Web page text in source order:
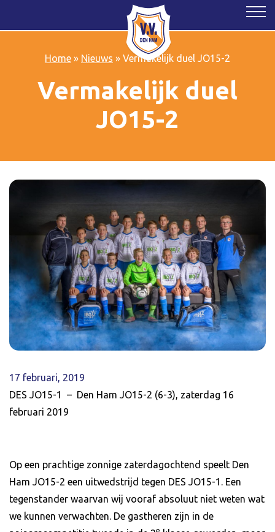
Home» Nieuws » Vermakelijk duel JO15-2
Vermakelijk duel
JO15-2
17 februari, 2019
DES JO15-1 – Den Ham JO15-2 (6-3), zaterdag 16
februari 2019
Op een prachtige zonnige zaterdagochtend speelt Den
Ham JO15-2 een uitwedstrijd tegen DES JO15-1. Een
tegenstander waarvan wij vooraf absoluut niet weten wat
we kunnen verwachten. De gastheren zijn in de